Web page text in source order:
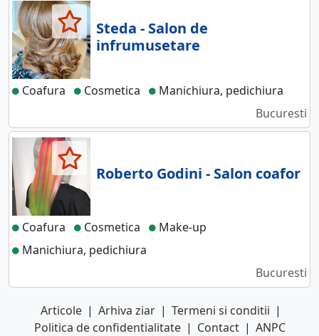
Steda - Salon de
infrumusetare
Coafura Cosmetica
Manichiura, pedichiura
Bucuresti
Roberto Godini - Salon coafor
Coafura Cosmetica
Make-up
Manichiura, pedichiura
Bucuresti
Articole | Arhiva ziar | Termeni si conditii |
Politica de confidentialitate | Contact | ANPC